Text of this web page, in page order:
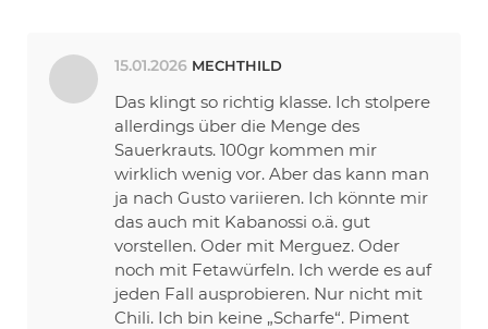
15.01.2026 MECHTHILD
Das klingt so richtig klasse. Ich stolpere
allerdings über die Menge des
Sauerkrauts. 100gr kommen mir
wirklich wenig vor. Aber das kann man
ja nach Gusto variieren. Ich könnte mir
das auch mit Kabanossi o.ä. gut
vorstellen. Oder mit Merguez. Oder
noch mit Fetawürfeln. Ich werde es auf
jeden Fall ausprobieren. Nur nicht mit
Chili. Ich bin keine „Scharfe“. Piment